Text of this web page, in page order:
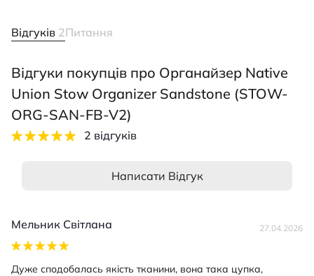
Відгуків 2Питання
Відгуки покупців про Органайзер Native
Union Stow Organizer Sandstone (STOW-
ORG-SAN-FB-V2)
2 відгуків
Написати Відгук
Мельник Світлана 27.04.2026
Дуже сподобалась якість тканини, вона така цупка,